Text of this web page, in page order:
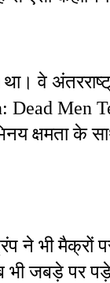
वे
Dead Men
के
ने भी
भी जबड़े पर